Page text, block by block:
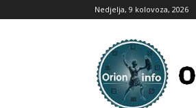
Nedjelja, 9 kolovoza, 2026